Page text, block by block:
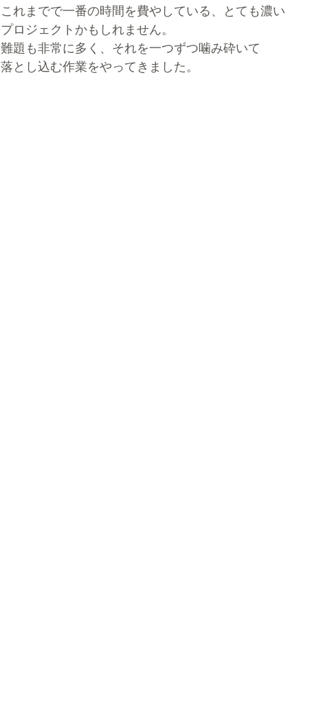
これまでで一番の時間を費やしている、とても濃い
プロジェクトかもしれません。
難題も非常に多く、それを一つずつ噛み砕いて
落とし込む作業をやってきました。